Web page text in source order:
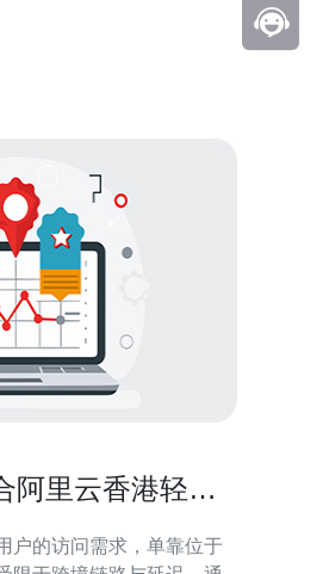
问体验。 判断是否
阿里云香港轻量
户的访问需求，单靠位于